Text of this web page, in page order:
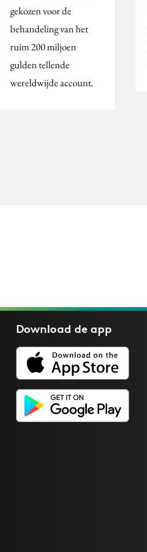
gekozen voor de
behandeling van het
ruim 200 miljoen
gulden tellende
wereldwijde account.
Download deapp